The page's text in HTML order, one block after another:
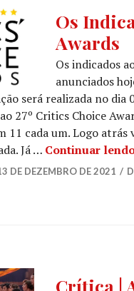
CRITICS'
CHOICE
AWARDS,
DE
FILMES,
NOTÍCIAS
DE
SÉRIES
Os
Awards
Os indicados
anunciados
será realizada no dia
27º Critics Choice
11 cada um. Logo atrás
Já … Continuar
DE DEZEMBRO DE 2021
CINEMA,
Crítica |